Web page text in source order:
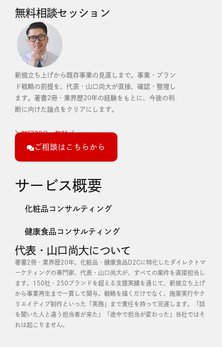
無料相談セッション
新規立ち上げから既存事業の見直しまで。事業・ブラン
ド戦略の前提を、代表・山口尚大が直接、確認・整理し
ます。 著書2冊・業界歴20年の経験をもとに、今後の判
断に向けた論点をクリアにします。
＼初回30分・無料／
ご相談はこちらから
サービス概要
化粧品コンサルティング
健康食品コンサルティング
代表・山口尚大について
著書2冊・業界歴20年。化粧品・健康食品D2Cに特化したダイレクトマ
ーケティングの専門家、代表・山口尚大が、すべての案件を直接担当し
ます。
150社・250ブランドを超える支援実績を通じて、新規立ち上げ
から事業再生まで一貫して関与。戦略を描くだけでなく、施策実行やク
リエイティブ制作といった「実務」まで責任を持って完遂します。
「話
を聞いた人と違う担当者が来た」「途中で担当が変わった」当社ではそ
れは起こりません。